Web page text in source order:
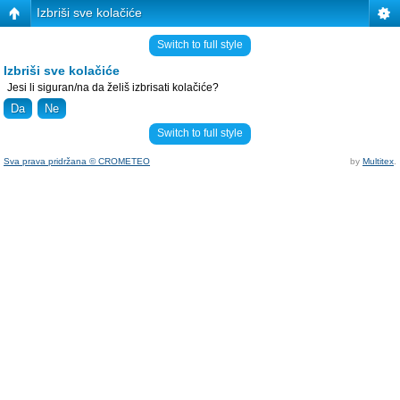
Izbriši sve kolačiće
Switch to full style
Izbriši sve kolačiće
Jesi li siguran/na da želiš izbrisati kolačiće?
Switch to full style
Sva prava pridržana © CROMETEO by Multitex